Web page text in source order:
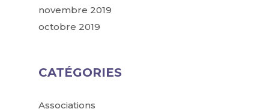
novembre 2019
octobre 2019
CATÉGORIES
Associations